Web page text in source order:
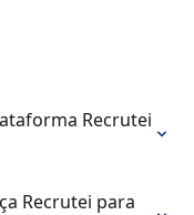
Recrutei
Recrutei para